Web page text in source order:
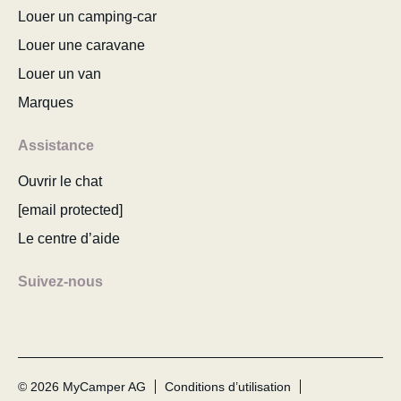
Louer un camping-car
Louer une caravane
Louer un van
Marques
Assistance
Ouvrir le chat
[email protected]
Le centre d’aide
Suivez-nous
© 2026 MyCamper AG Conditions d’utilisation